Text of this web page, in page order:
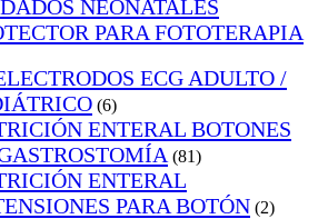
NEONATALES
PARA FOTOTERAPIA
ECG ADULTO /
(6)
ENTERAL BOTONES
(81)
ENTERAL
PARA BOTÓN (2)